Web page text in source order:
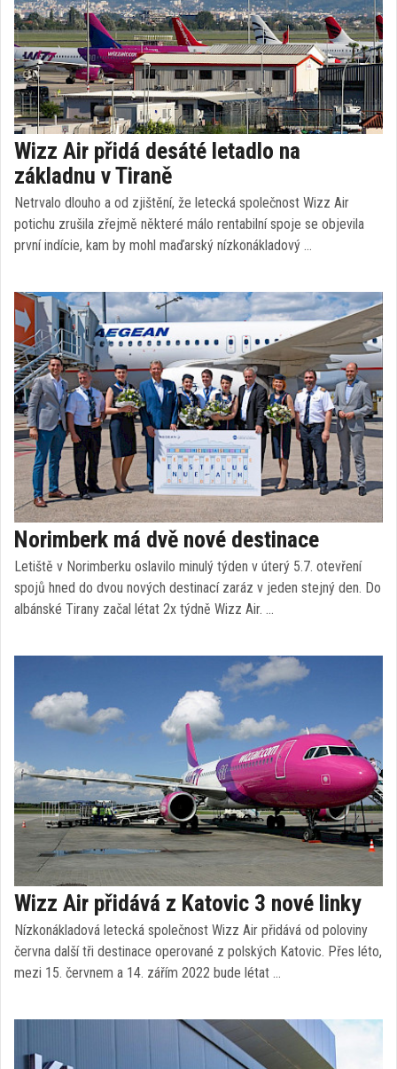
Wizz Air přidá desáté letadlo na
základnu v Tiraně
Netrvalo dlouho a od zjištění, že letecká společnost Wizz Air
potichu zrušila zřejmě některé málo rentabilní spoje se objevila
první indície, kam by mohl maďarský nízkonákladový …
Norimberk má dvě nové destinace
Letiště v Norimberku oslavilo minulý týden v úterý 5.7. otevření
spojů hned do dvou nových destinací zaráz v jeden stejný den. Do
albánské Tirany začal létat 2x týdně Wizz Air. …
Wizz Air přidává z Katovic 3 nové linky
Nízkonákladová letecká společnost Wizz Air přidává od poloviny
června další tři destinace operované z polských Katovic. Přes léto,
mezi 15. červnem a 14. zářím 2022 bude létat …